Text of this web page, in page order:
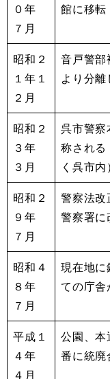
０年
７月
館に移転
昭和２
１年１
２月
音戸警
より分離
昭和２
３年
３月
呉市警察
称される
く呉市内）
昭和２
９年
７月
警察法
警察署に
昭和４
８年
７月
現在地に
ての庁舎
平成１
４年
４月
公園、本
番に統廃